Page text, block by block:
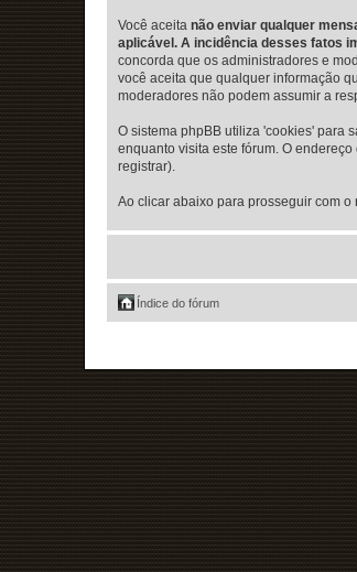
Você aceita não enviar qualquer
aplicável. A incidência desses fatos
concorda que os administradores e
você aceita que qualquer informação
moderadores não podem assumir a
O sistema phpBB utiliza 'cookies' para
enquanto visita este fórum. O
registrar).
Ao clicar abaixo para prosseguir com
Índice do fórum